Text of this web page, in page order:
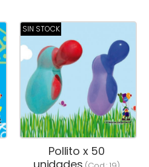
SIN STOCK
Pollito x 50